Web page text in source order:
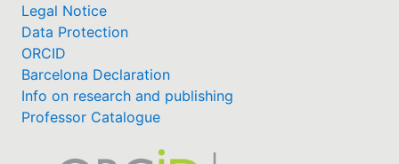
Legal Notice
Data Protection
ORCID
Barcelona Declaration
Info on research and publishing
Professor Catalogue